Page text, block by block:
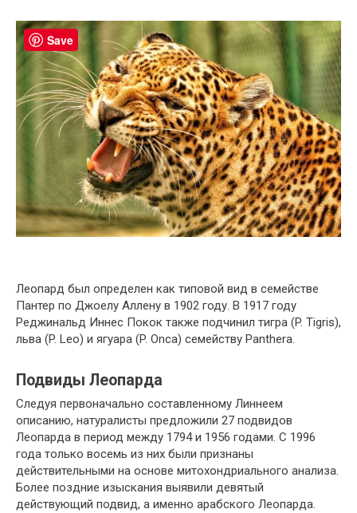
Леопард был определен как типовой вид в семействе
Пантер по Джоелу Аллену в 1902 году. В 1917 году
Реджинальд Иннес Покок также подчинил тигра (P. Tigris),
льва (P. Leo) и ягуара (P. Onca) семейству Panthera.
Подвиды Леопарда
Следуя первоначально составленному Линнеем
описанию, натуралисты предложили 27 подвидов
Леопарда в период между 1794 и 1956 годами. С 1996
года только восемь из них были признаны
действительными на основе митохондриального анализа.
Более поздние изыскания выявили девятый
действующий подвид, а именно арабского Леопарда.
Save